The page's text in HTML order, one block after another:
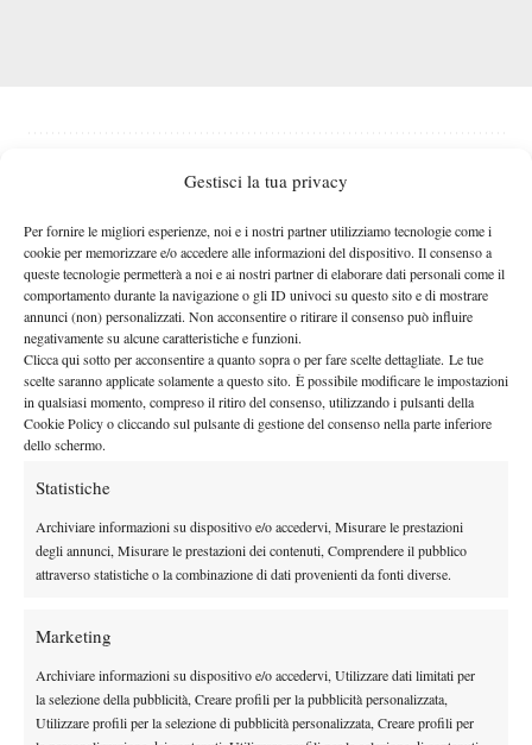
Gestisci la tua privacy
Per fornire le migliori esperienze, noi e i nostri partner utilizziamo tecnologie come i
cookie per memorizzare e/o accedere alle informazioni del dispositivo. Il consenso a
queste tecnologie permetterà a noi e ai nostri partner di elaborare dati personali come il
comportamento durante la navigazione o gli ID univoci su questo sito e di mostrare
annunci (non) personalizzati. Non acconsentire o ritirare il consenso può influire
negativamente su alcune caratteristiche e funzioni.
Clicca qui sotto per acconsentire a quanto sopra o per fare scelte dettagliate. Le tue
scelte saranno applicate solamente a questo sito. È possibile modificare le impostazioni
in qualsiasi momento, compreso il ritiro del consenso, utilizzando i pulsanti della
Cookie Policy o cliccando sul pulsante di gestione del consenso nella parte inferiore
dello schermo.
Statistiche
Archiviare informazioni su dispositivo e/o accedervi, Misurare le prestazioni
degli annunci, Misurare le prestazioni dei contenuti, Comprendere il pubblico
attraverso statistiche o la combinazione di dati provenienti da fonti diverse.
Marketing
Archiviare informazioni su dispositivo e/o accedervi, Utilizzare dati limitati per
la selezione della pubblicità, Creare profili per la pubblicità personalizzata,
Utilizzare profili per la selezione di pubblicità personalizzata, Creare profili per
Nessun commento
Devi essereconnessoper inviare un commento.
DI TENDENZA
Atp News
Atp News
Masters 1000 Montreal 2026: Darderi
rimonta Shang e vola agli ottavi
Masters 1000 Montreal 2026: medical time
out per Shang contro Darderi